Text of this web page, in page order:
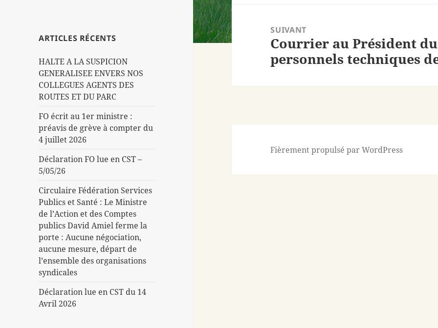
ARTICLES RÉCENTS
HALTE A LA SUSPICION
GENERALISEE ENVERS NOS
COLLEGUES AGENTS DES
ROUTES ET DU PARC
FO écrit au 1er ministre :
préavis de grève à compter du
4 juillet 2026
Déclaration FO lue en CST –
5/05/26
Circulaire Fédération Services
Publics et Santé : Le Ministre
de l’Action et des Comptes
publics David Amiel ferme la
porte : Aucune négociation,
aucune mesure, départ de
l’ensemble des organisations
syndicales
Déclaration lue en CST du 14
Avril 2026
SUIVANT
Article
suivant :
Courrier au Président
personnels techniques
Fièrement propulsé par WordPress